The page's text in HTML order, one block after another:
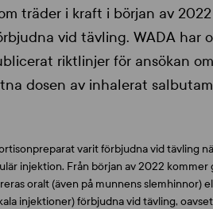
träder i kraft i början av
vid tävling. WADA har
riktlinjer för ansökan
dosen av inhalerat
varit förbjudna vid tävling
injektion. Från början av 2022
oralt (även på munnens slemhinnor)
injektioner) förbjudna vid tävling,